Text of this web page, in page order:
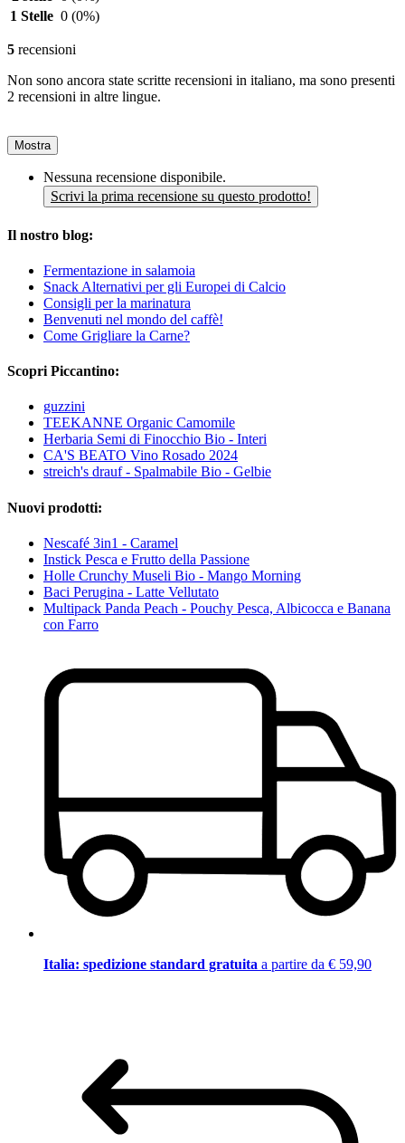
1 Stelle 0 (0%)
5 recensioni
Non sono ancora state scritte recensioni in italiano, ma sono presenti
2 recensioni in altre lingue.
Mostra
Nessuna recensione disponibile.
Scrivi la prima recensione su questo prodotto!
Il nostro blog:
Fermentazione in salamoia
Snack Alternativi per gli Europei di Calcio
Consigli per la marinatura
Benvenuti nel mondo del caffè!
Come Grigliare la Carne?
Scopri Piccantino:
guzzini
TEEKANNE Organic Camomile
Herbaria Semi di Finocchio Bio - Interi
CA'S BEATO Vino Rosado 2024
streich's drauf - Spalmabile Bio - Gelbie
Nuovi prodotti:
Nescafé 3in1 - Caramel
Instick Pesca e Frutto della Passione
Holle Crunchy Museli Bio - Mango Morning
Baci Perugina - Latte Vellutato
Multipack Panda Peach - Pouchy Pesca, Albicocca e Banana
con Farro
Italia: spedizione standard gratuita a partire da € 59,90